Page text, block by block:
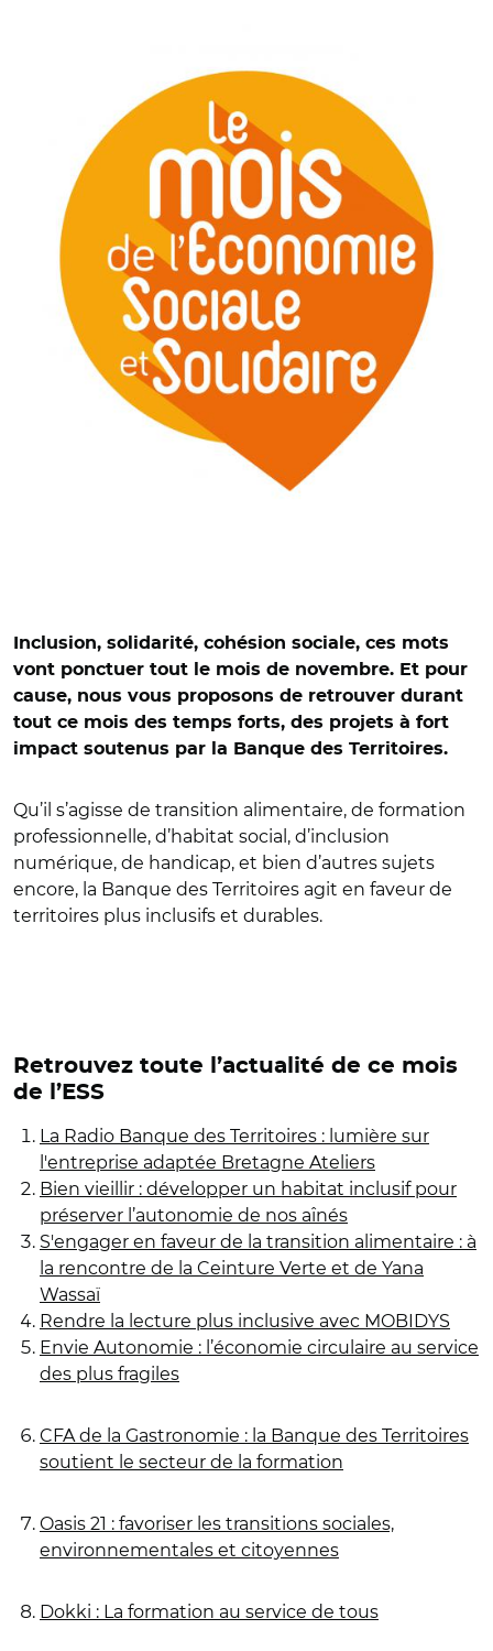
Inclusion, solidarité, cohésion sociale, ces mots
vont ponctuer tout le mois de novembre. Et pour
cause, nous vous proposons de retrouver durant
tout ce mois des temps forts, des projets à fort
impact soutenus par la Banque des Territoires.
Qu’il s’agisse de transition alimentaire, de formation
professionnelle, d’habitat social, d’inclusion
numérique, de handicap, et bien d’autres sujets
encore, la Banque des Territoires agit en faveur de
territoires plus inclusifs et durables.
Retrouvez toute l’actualité de ce mois
de l’ESS
La Radio Banque des Territoires : lumière sur
l'entreprise adaptée Bretagne Ateliers
Bien vieillir : développer un habitat inclusif pour
préserver l’autonomie de nos aînés
S'engager en faveur de la transition alimentaire : à
la rencontre de la Ceinture Verte et de Yana
Wassaï
Rendre la lecture plus inclusive avec MOBIDYS
Envie Autonomie : l’économie circulaire au service
des plus fragiles
CFA de la Gastronomie : la Banque des Territoires
soutient le secteur de la formation
Oasis 21 : favoriser les transitions sociales,
environnementales et citoyennes
Dokki : La formation au service de tous